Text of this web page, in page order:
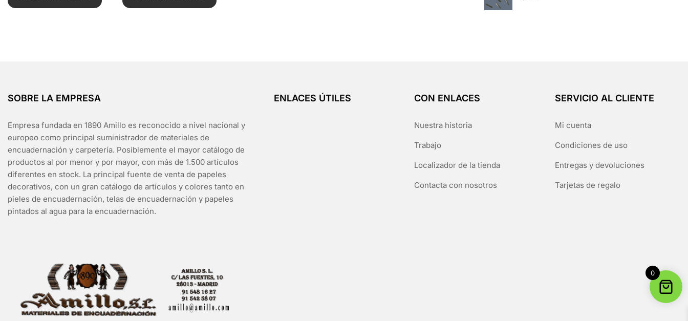
SOBRE LA EMPRESA
Empresa fundada en 1890 Amillo es reconocido a nivel nacional y
europeo como principal suministrador de materiales de
encuadernación y carpetería. Posiblemente el mayor catálogo de
productos al por menor y por mayor, con más de 1.500 artículos
diferentes en stock. La principal fuente de venta de papeles
decorativos, con un gran catálogo de artículos y colores tanto en
pieles de encuadernación, telas de encuadernación y papeles
pintados al agua para la encuadernación.
ENLACES ÚTILES CON ENLACES
Nuestra historia
Trabajo
Localizador de la tienda
Contacta con nosotros
SERVICIO AL CLIENTE
Mi cuenta
Condiciones de uso
Entregas y devoluciones
Tarjetas de regalo
0